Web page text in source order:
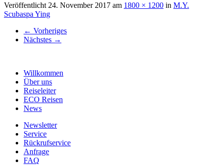
Veröffentlicht 24. November 2017 am 1800 × 1200 in M.Y.
Scubaspa Ying
← Vorheriges
Nächstes →
Willkommen
Über uns
Reiseleiter
ECO Reisen
News
Newsletter
Service
Rückrufservice
Anfrage
FAQ